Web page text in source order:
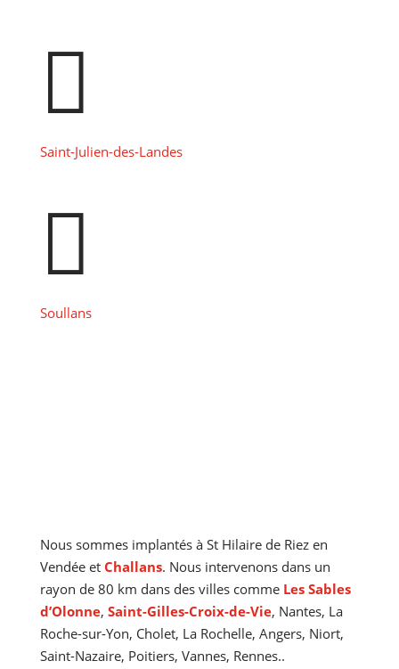

Saint-Julien-des-Landes

Soullans
Nous sommes implantés à St Hilaire de Riez en
Vendée et Challans. Nous intervenons dans un
rayon de 80 km dans des villes comme Les Sables
d’Olonne, Saint-Gilles-Croix-de-Vie, Nantes, La
Roche-sur-Yon, Cholet, La Rochelle, Angers, Niort,
Saint-Nazaire, Poitiers, Vannes, Rennes..